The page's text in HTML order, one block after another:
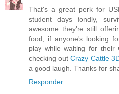
That's a great perk for
student days fondly,
awesome they're still
food, if anyone's looking
play while waiting for their
checking outCrazy Cattle
a good laugh. Thanks for
Responder